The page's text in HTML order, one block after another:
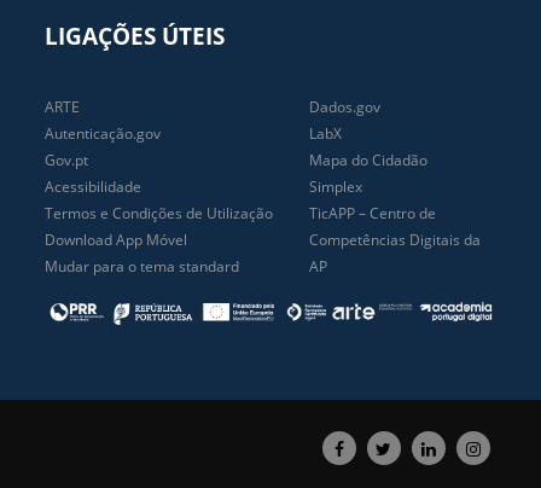
LIGAÇÕES ÚTEIS
ARTE
Autenticação.gov
Gov.pt
Acessibilidade
Termos e Condições de Utilização
Download App Móvel
Mudar para o tema standard
Dados.gov
LabX
Mapa do Cidadão
Simplex
TicAPP – Centro de
Competências Digitais da
AP